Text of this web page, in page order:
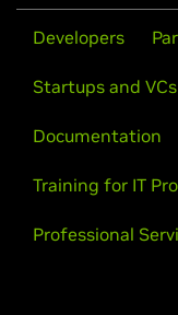
Developers
Startups and VCs
Documentation
Training for IT
Professional